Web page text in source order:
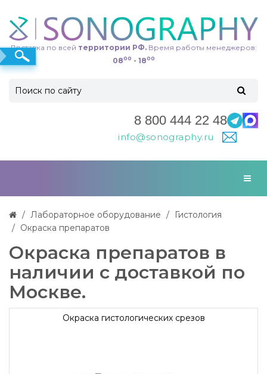
Доставка по всей территории РФ. Время работы менеджеров:
0800 - 1800
8 800 444 22 48
info@sonography.ru
Лабораторное оборудование
Гистология
Окраска препаратов
Окраска препаратов в
наличии с доставкой по
Москве.
Окраска гистологических срезов